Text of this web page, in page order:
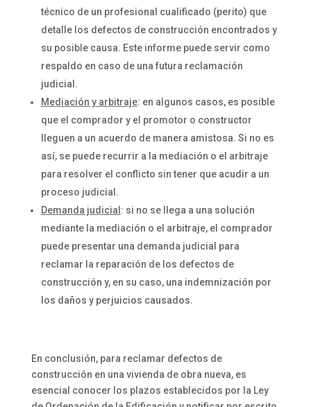
técnico de un profesional cualificado (perito) que
detalle los defectos de construcción encontrados y
su posible causa. Este informe puede servir como
respaldo en caso de una futura reclamación
judicial.
Mediación y arbitraje: en algunos casos, es posible
que el comprador y el promotor o constructor
lleguen a un acuerdo de manera amistosa. Si no es
así, se puede recurrir a la mediación o el arbitraje
para resolver el conflicto sin tener que acudir a un
proceso judicial.
Demanda judicial : si no se llega a una solución
mediante la mediación o el arbitraje, el comprador
puede presentar una demanda judicial para
reclamar la reparación de los defectos de
construcción y, en su caso, una indemnización por
los daños y perjuicios causados.
En conclusión, para reclamar defectos de
construcción en una vivienda de obra nueva, es
esencial conocer los plazos establecidos por la Ley